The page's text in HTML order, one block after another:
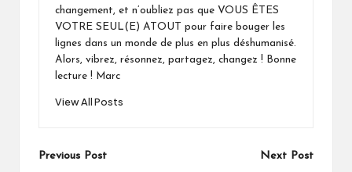
changement, et n’oubliez pas que VOUS ÊTES
VOTRE SEUL(E) ATOUT pour faire bouger les
lignes dans un monde de plus en plus déshumanisé.
Alors, vibrez, résonnez, partagez, changez ! Bonne
lecture ! Marc
View All Posts
Post
Previous Post Next Post